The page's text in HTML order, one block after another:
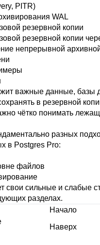
PITR)
WAL
резервной копии
резервной копии
непрерывной
важные данные, базы
в резервной
чётко понимать
разных
в Postgres Pro:
файлов
свои сильные и слабые
разделах.
Начало
Наверх